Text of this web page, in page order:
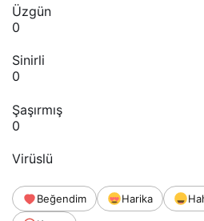
Üzgün
0
Sinirli
0
Şaşırmış
0
Virüslü
Beğendim Harika